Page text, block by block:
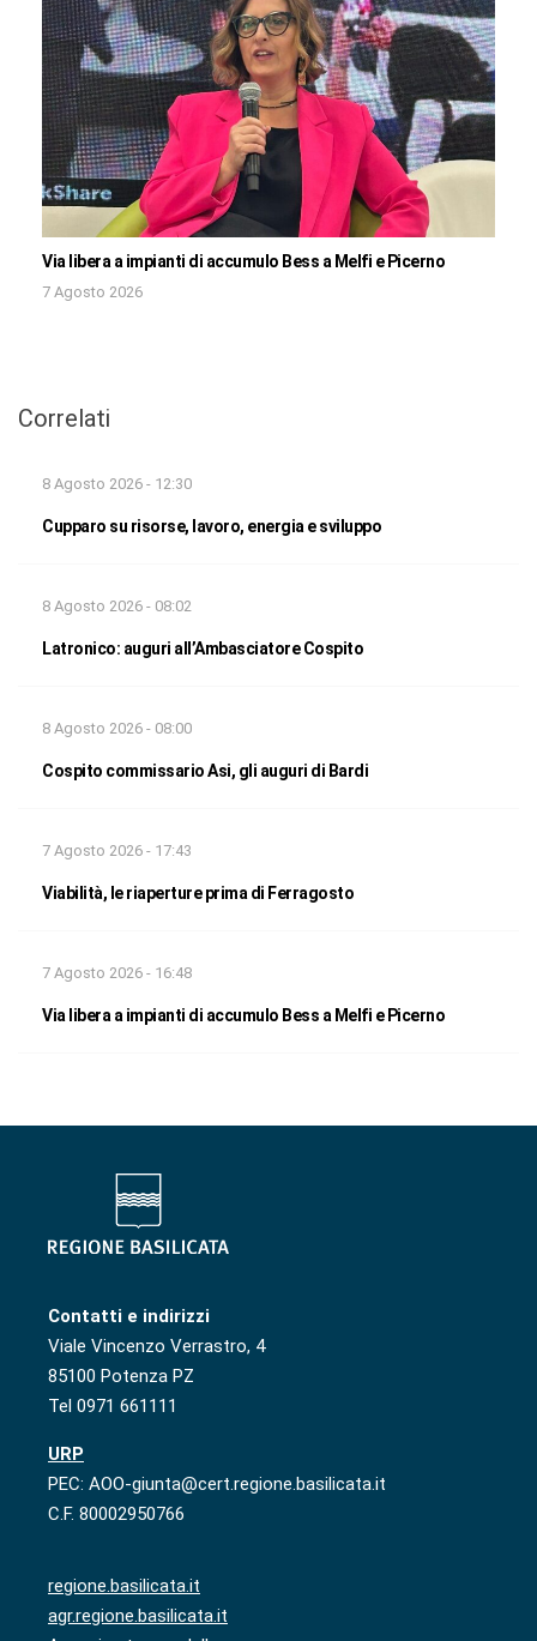
Via libera a impianti di accumulo Bess a Melfi e Picerno
7 Agosto 2026
Correlati
8 Agosto 2026 - 12:30
Cupparo su risorse, lavoro, energia e sviluppo
8 Agosto 2026 - 08:02
Latronico: auguri all’Ambasciatore Cospito
8 Agosto 2026 - 08:00
Cospito commissario Asi, gli auguri di Bardi
7 Agosto 2026 - 17:43
Viabilità, le riaperture prima di Ferragosto
7 Agosto 2026 - 16:48
Via libera a impianti di accumulo Bess a Melfi e Picerno
Contatti e indirizzi
Viale Vincenzo Verrastro, 4
85100 Potenza PZ
Tel 0971 661111
URP
PEC: AOO-giunta@cert.regione.basilicata.it
C.F. 80002950766
regione.basilicata.it
agr.regione.basilicata.it